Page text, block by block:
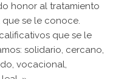
honor al tratamiento
se le conoce.
que se le
solidario, cercano,
vocacional,